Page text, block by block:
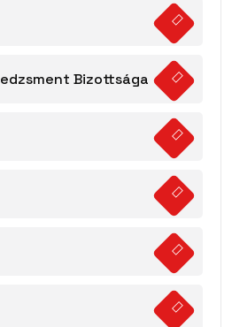
Bizottsága